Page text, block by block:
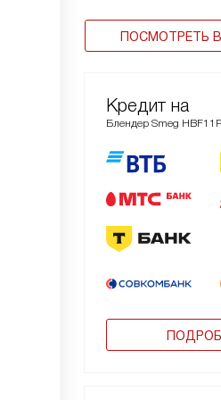
ПОСМОТРЕТЬ
Кредит на
Блендер Smeg